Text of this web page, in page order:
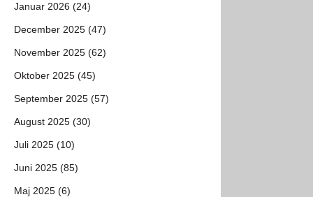
Januar 2026 (24)
December 2025 (47)
November 2025 (62)
Oktober 2025 (45)
September 2025 (57)
August 2025 (30)
Juli 2025 (10)
Juni 2025 (85)
Maj 2025 (6)